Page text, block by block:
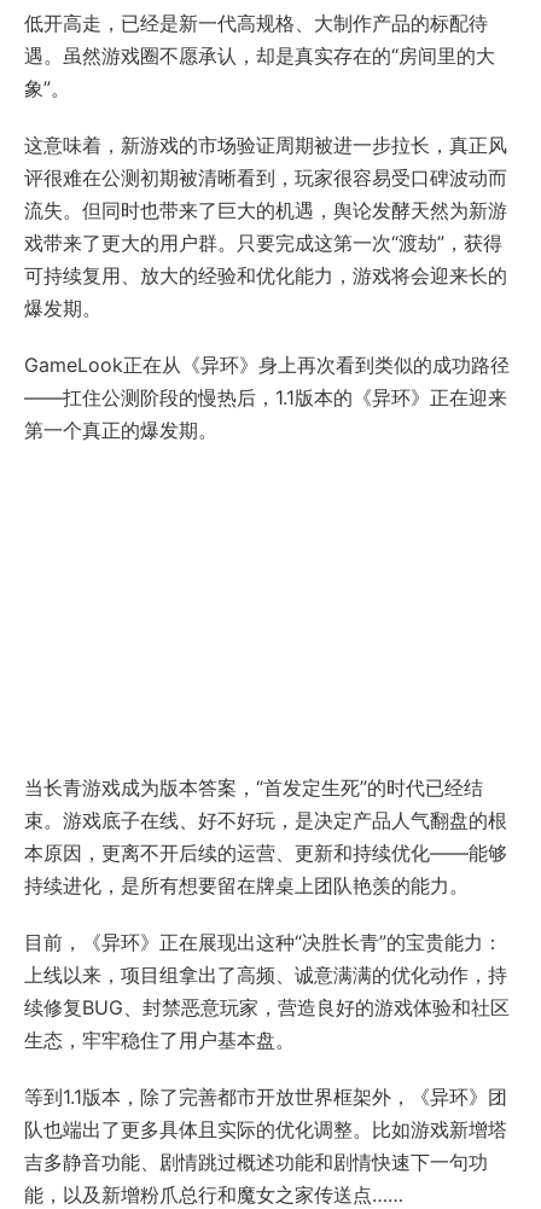
低开高走，已经是新一代高规格、大制作产品的标配待
遇。虽然游戏圈不愿承认，却是真实存在的“房间里的大
象”。
这意味着，新游戏的市场验证周期被进一步拉长，真正风
评很难在公测初期被清晰看到，玩家很容易受口碑波动而
流失。但同时也带来了巨大的机遇，舆论发酵天然为新游
戏带来了更大的用户群。只要完成这第一次“渡劫”，获得
可持续复用、放大的经验和优化能力，游戏将会迎来长的
爆发期。
GameLook正在从《异环》身上再次看到类似的成功路径
——扛住公测阶段的慢热后，1.1版本的《异环》正在迎来
第一个真正的爆发期。
当长青游戏成为版本答案，“首发定生死”的时代已经结
束。游戏底子在线、好不好玩，是决定产品人气翻盘的根
本原因，更离不开后续的运营、更新和持续优化——能够
持续进化，是所有想要留在牌桌上团队艳羡的能力。
目前，《异环》正在展现出这种“决胜长青”的宝贵能力：
上线以来，项目组拿出了高频、诚意满满的优化动作，持
续修复BUG、封禁恶意玩家，营造良好的游戏体验和社区
生态，牢牢稳住了用户基本盘。
等到1.1版本，除了完善都市开放世界框架外，《异环》团
队也端出了更多具体且实际的优化调整。比如游戏新增塔
吉多静音功能、剧情跳过概述功能和剧情快速下一句功
能，以及新增粉爪总行和魔女之家传送点……